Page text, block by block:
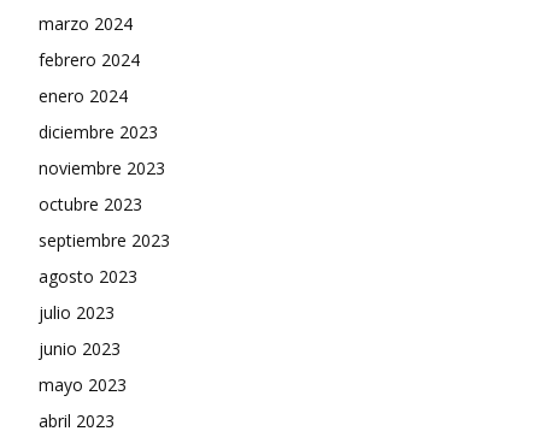
marzo 2024
febrero 2024
enero 2024
diciembre 2023
noviembre 2023
octubre 2023
septiembre 2023
agosto 2023
julio 2023
junio 2023
mayo 2023
abril 2023